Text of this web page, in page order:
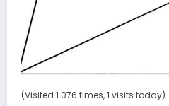
(Visited 1.076 times, 1 visits today)